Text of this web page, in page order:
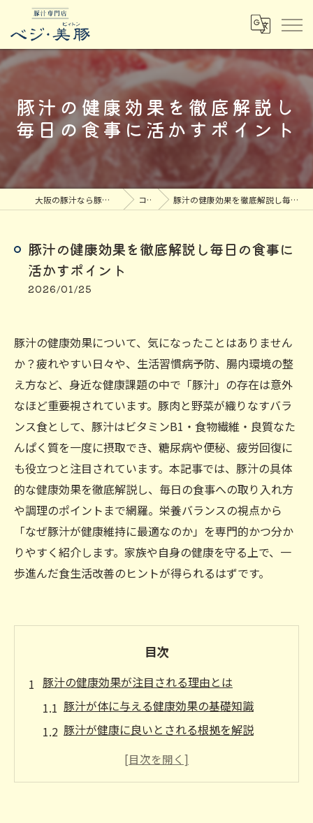
豚汁の健康効果を徹底解説し
毎日の食事に活かすポイント
大阪の豚汁なら豚汁専門店ベジ・美豚 コラム 豚汁の健康効果を徹底解説し毎日の食事に活かすポイント
豚汁の健康効果を徹底解説し毎日の食事に
活かすポイント
2026/01/25
豚汁の健康効果について、気になったことはありません
か？疲れやすい日々や、生活習慣病予防、腸内環境の整
え方など、身近な健康課題の中で「豚汁」の存在は意外
なほど重要視されています。豚肉と野菜が織りなすバラ
ンス食として、豚汁はビタミンB1・食物繊維・良質なた
んぱく質を一度に摂取でき、糖尿病や便秘、疲労回復に
も役立つと注目されています。本記事では、豚汁の具体
的な健康効果を徹底解説し、毎日の食事への取り入れ方
や調理のポイントまで網羅。栄養バランスの視点から
「なぜ豚汁が健康維持に最適なのか」を専門的かつ分か
りやすく紹介します。家族や自身の健康を守る上で、一
歩進んだ食生活改善のヒントが得られるはずです。
目次
豚汁の健康効果が注目される理由とは
豚汁が体に与える健康効果の基礎知識
豚汁が健康に良いとされる根拠を解説
毎日豚汁を食べることで期待できる変化